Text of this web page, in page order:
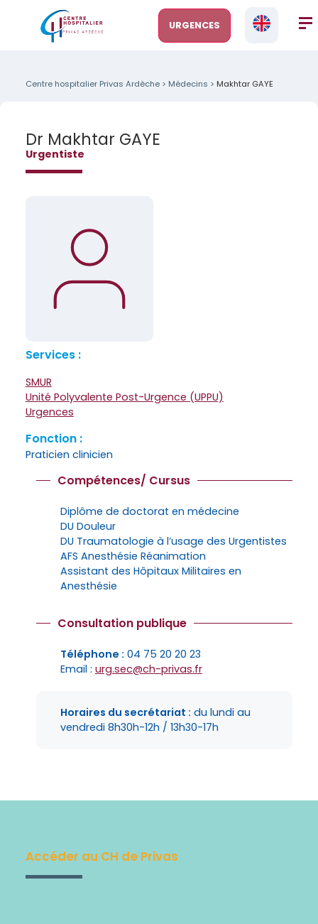
URGENCES
Centre hospitalier Privas Ardèche> Médecins > Makhtar GAYE
Dr Makhtar GAYE
Urgentiste
Services :
SMUR
Unité Polyvalente Post-Urgence (UPPU)
Urgences
Fonction :
Praticien clinicien
Compétences/ Cursus
Diplôme de doctorat en médecine
DU Douleur
DU Traumatologie à l’usage des Urgentistes
AFS Anesthésie Réanimation
Assistant des Hôpitaux Militaires en
Anesthésie
Consultation publique
Téléphone : 04 75 20 20 23
Email : urg.sec@ch-privas.fr
Horaires du secrétariat : du lundi au
vendredi 8h30h-12h / 13h30-17h
Accéder au CH de Privas